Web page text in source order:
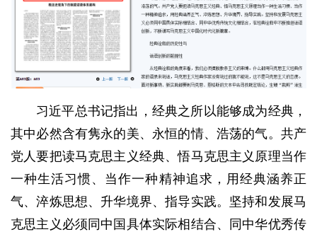
习近平总书记指出，经典之所以能够成为经典，
其中必然含有隽永的美、永恒的情、浩荡的气。共产
党人要把读马克思主义经典、悟马克思主义原理当作
一种生活习惯、当作一种精神追求，用经典涵养正
气、淬炼思想、升华境界、指导实践。坚持和发展马
克思主义必须同中国具体实际相结合、同中华优秀传